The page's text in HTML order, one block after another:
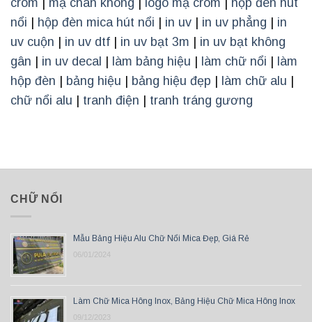
crom
mạ chân không logo mạ crom
hộp đèn hút
nổi
hộp đèn mica hút nổi in uv in uv phẳng
in
uv cuộn
in uv dtf in uv bạt 3m
in uv bạt không
gân
in uv decal làm bảng hiệu làm chữ nổi
làm
hộp đèn
bảng hiệu bảng hiệu đẹp làm chữ alu
chữ nổi alu
tranh điện tranh tráng gương
CHỮ NỔI
Mẫu Bảng Hiệu Alu Chữ Nổi Mica Đẹp, Giá Rẻ
06/01/2024
Làm Chữ Mica Hông Inox, Bảng Hiệu Chữ Mica Hông Inox
09/12/2023